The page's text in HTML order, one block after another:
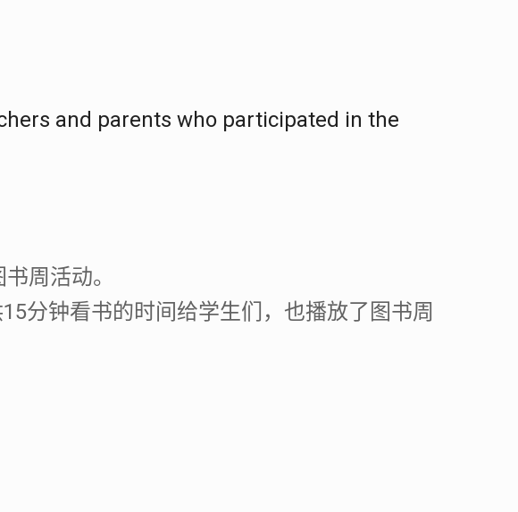
and parents who participated in the
周活动。
15分钟看书的时间给学生们，也播放了图书周